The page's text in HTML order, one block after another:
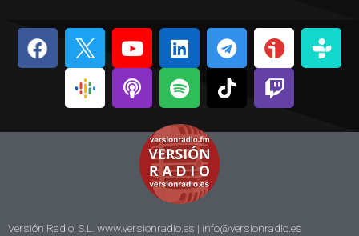
Versión Radio, S.L. www.versionradio.es | info@versionradio.es